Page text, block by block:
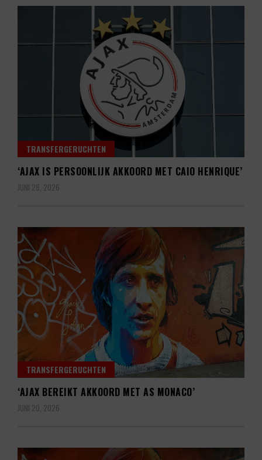
TRANSFERGERUCHTEN
‘AJAX IS PERSOONLIJK AKKOORD MET CAIO HENRIQUE’
JUNI 28, 2026
TRANSFERGERUCHTEN
‘AJAX BEREIKT AKKOORD MET AS MONACO’
JUNI 20, 2026